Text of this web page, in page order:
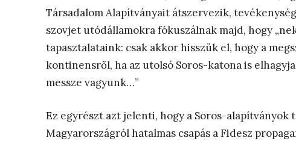
Társadalom Alapítványait átszervezik,
szovjet utódállamokra fókuszálnak majd, hogy
tapasztalataink: csak akkor hisszük el, hogy a
kontinensről, ha az utolsó Soros-katona is
messze vagyunk…”
Ez egyrészt azt jelenti, hogy a Soros-alapítványok
Magyarországról hatalmas csapás a Fidesz